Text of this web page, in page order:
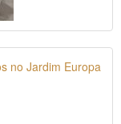
no Jardim Europa